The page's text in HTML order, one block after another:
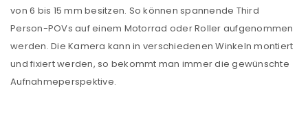
von 6 bis 15 mm besitzen. So können spannende Third
Person-POVs auf einem Motorrad oder Roller aufgenommen
werden. Die Kamera kann in verschiedenen Winkeln montiert
und fixiert werden, so bekommt man immer die gewünschte
Aufnahmeperspektive.